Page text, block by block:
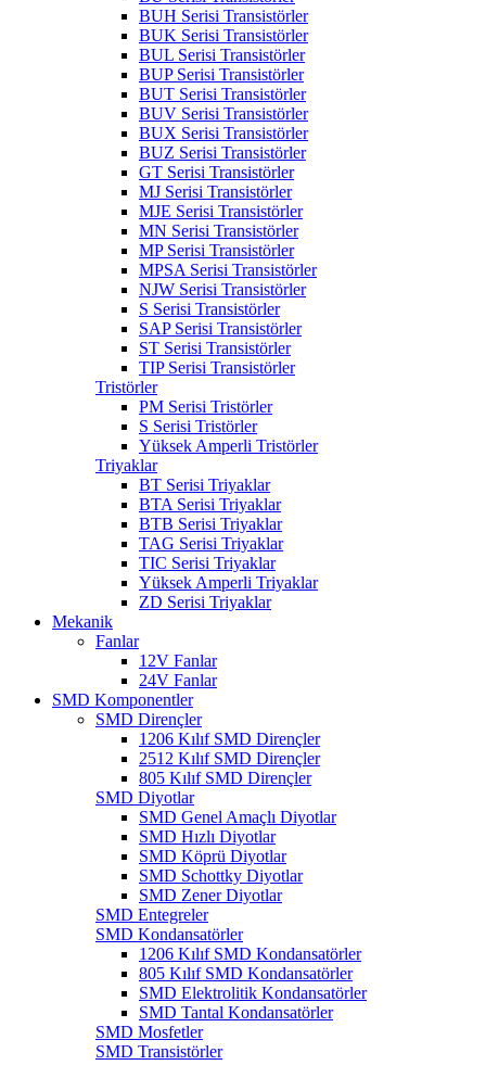
BUH Serisi Transistörler
BUK Serisi Transistörler
BUL Serisi Transistörler
BUP Serisi Transistörler
BUT Serisi Transistörler
BUV Serisi Transistörler
BUX Serisi Transistörler
BUZ Serisi Transistörler
GT Serisi Transistörler
MJ Serisi Transistörler
MJE Serisi Transistörler
MN Serisi Transistörler
MP Serisi Transistörler
MPSA Serisi Transistörler
NJW Serisi Transistörler
S Serisi Transistörler
SAP Serisi Transistörler
ST Serisi Transistörler
TIP Serisi Transistörler
Tristörler
PM Serisi Tristörler
S Serisi Tristörler
Yüksek Amperli Tristörler
Triyaklar
BT Serisi Triyaklar
BTA Serisi Triyaklar
BTB Serisi Triyaklar
TAG Serisi Triyaklar
TIC Serisi Triyaklar
Yüksek Amperli Triyaklar
ZD Serisi Triyaklar
Mekanik
Fanlar
12V Fanlar
24V Fanlar
SMD Komponentler
SMD Dirençler
1206 Kılıf SMD Dirençler
2512 Kılıf SMD Dirençler
805 Kılıf SMD Dirençler
SMD Diyotlar
SMD Genel Amaçlı Diyotlar
SMD Hızlı Diyotlar
SMD Köprü Diyotlar
SMD Schottky Diyotlar
SMD Zener Diyotlar
SMD Entegreler
SMD Kondansatörler
1206 Kılıf SMD Kondansatörler
805 Kılıf SMD Kondansatörler
SMD Elektrolitik Kondansatörler
SMD Tantal Kondansatörler
SMD Mosfetler
SMD Transistörler